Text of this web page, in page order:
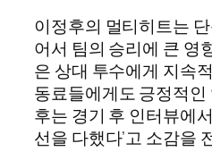
이정후의 멀티히트는
어서 팀의 승리에 큰 영
은 상대 투수에게 지속
동료들에게도 긍정적인
후는 경기 후 인터뷰에
선을 다했다’고 소감을